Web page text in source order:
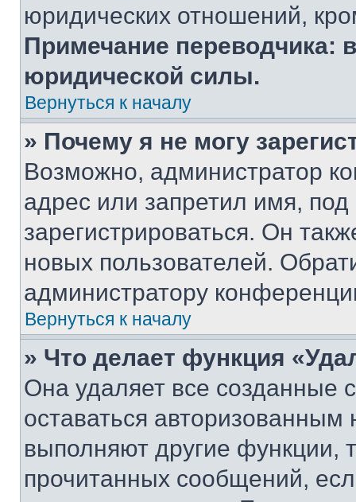
юридических отношений,
Примечание переводчика:
юридической силы.
Вернуться к началу
» Почему я не могу
Возможно, администратор
адрес или запретил имя,
зарегистрироваться. Он
новых пользователей.
администратору
Вернуться к началу
» Что делает функция
Она удаляет все созданные
оставаться
выполняют другие функции,
прочитанных сообщений,